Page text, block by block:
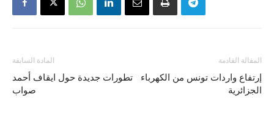
المادة السابقة
تطورات جديدة حول ايقاف أحمد
صواب
المقالة القادمة
إرتفاع واردات تونس من الكهرباء
الجزائرية